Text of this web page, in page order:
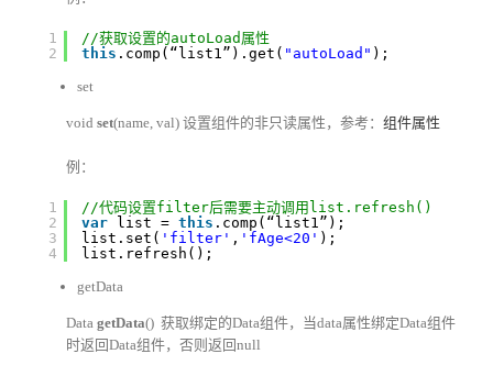
1
2
//获取设置的autoLoad属性
this .comp(“list1”).get( "autoLoad" );
set
void set(name, val) 设置组件的非只读属性，参考： 组件属性
例：
1
2
3
4
//代码设置filter后需要主动调用list.refresh()
var list = this .comp(“list1”);
list.set( 'filter' , 'fAge<20' );
list.refresh();
getData
Data getData() 获取绑定的Data组件，当data属性绑定Data组件
时返回Data组件，否则返回null